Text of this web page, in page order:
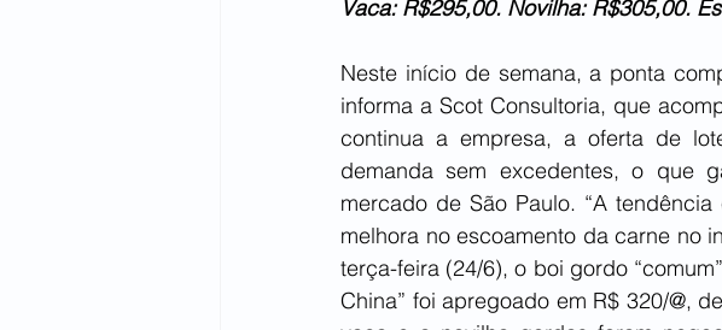
Vaca: R$295,00. Novilha: R$305,00.
Neste início de semana, a ponta
informa a Scot Consultoria, que
continua a empresa, a oferta de
demanda sem excedentes, o que
mercado de São Paulo. “A
melhora no escoamento da carne no
terça-feira (24/6), o boi gordo
China” foi apregoado em R$ 320/@,